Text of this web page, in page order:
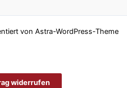
von Astra-WordPress-Theme
widerrufen